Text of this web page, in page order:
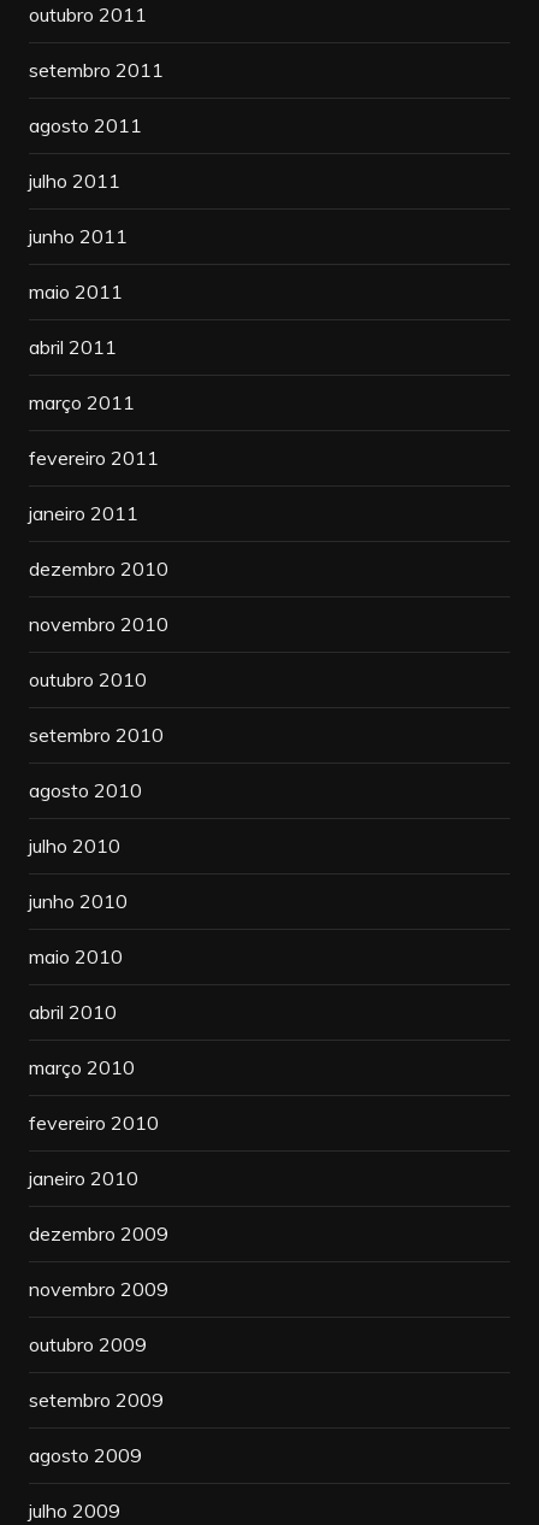
outubro 2011
setembro 2011
agosto 2011
julho 2011
junho 2011
maio 2011
abril 2011
março 2011
fevereiro 2011
janeiro 2011
dezembro 2010
novembro 2010
outubro 2010
setembro 2010
agosto 2010
julho 2010
junho 2010
maio 2010
abril 2010
março 2010
fevereiro 2010
janeiro 2010
dezembro 2009
novembro 2009
outubro 2009
setembro 2009
agosto 2009
julho 2009